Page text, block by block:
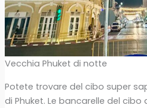
Vecchia Phuket di notte
Potete trovare del cibo super
di Phuket. Le bancarelle del